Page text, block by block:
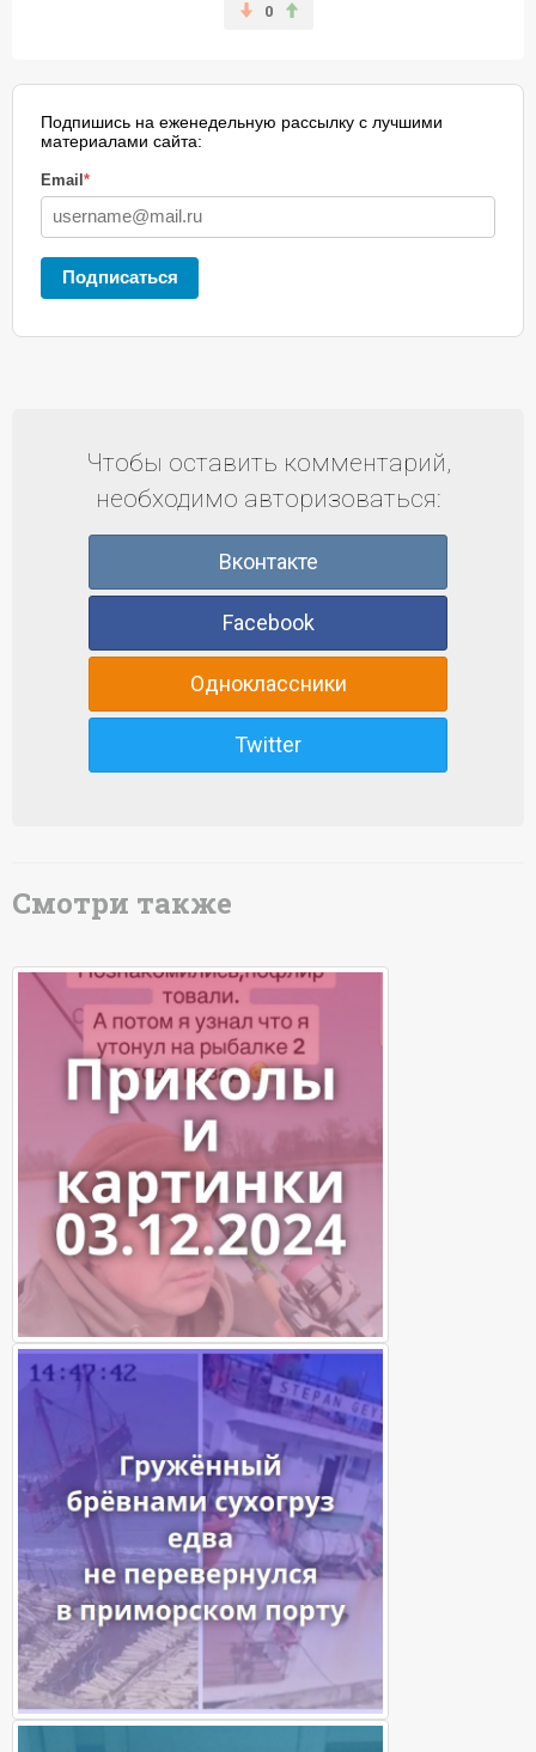
0
Подпишись на еженедельную рассылку с лучшими
материалами сайта:
Email*
Подписаться
Чтобы оставить комментарий,
необходимо авторизоваться:
Вконтакте
Facebook
Одноклассники
Twitter
Смотри также